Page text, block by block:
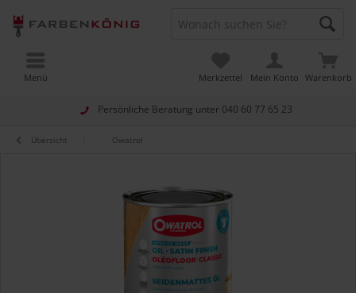
Persönliche Beratung unter 040 60 77 65 23
Warenkorb
Merkzettel Mein Konto
Menü
Übersicht Owatrol